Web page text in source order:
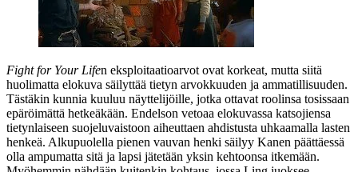
Fight for Your Lifen eksploitaatioarvot ovat korkeat, mutta siitä
huolimatta elokuva säilyttää tietyn arvokkuuden ja ammatillisuuden.
Tästäkin kunnia kuuluu näyttelijöille, jotka ottavat roolinsa tosissaan
epäröimättä hetkeäkään. Endelson vetoaa elokuvassa katsojiensa
tietynlaiseen suojeluvaistoon aiheuttaen ahdistusta uhkaamalla lasten
henkeä. Alkupuolella pienen vauvan henki säilyy Kanen päättäessä
olla ampumatta sitä ja lapsi jätetään yksin kehtoonsa itkemään.